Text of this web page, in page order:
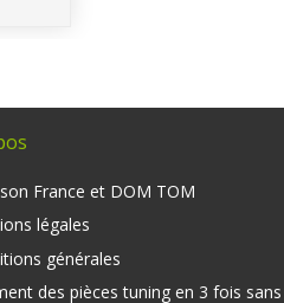
France et DOM TOM
légales
générales
des pièces tuning en 3 fois sans